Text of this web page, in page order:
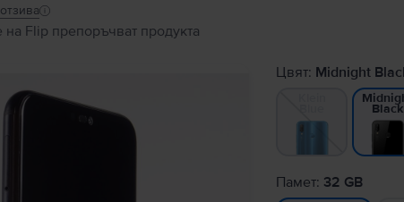
отзива
на Flip препоръчват продукта
Цвят: Midnight
Black
Памет: 32 GB